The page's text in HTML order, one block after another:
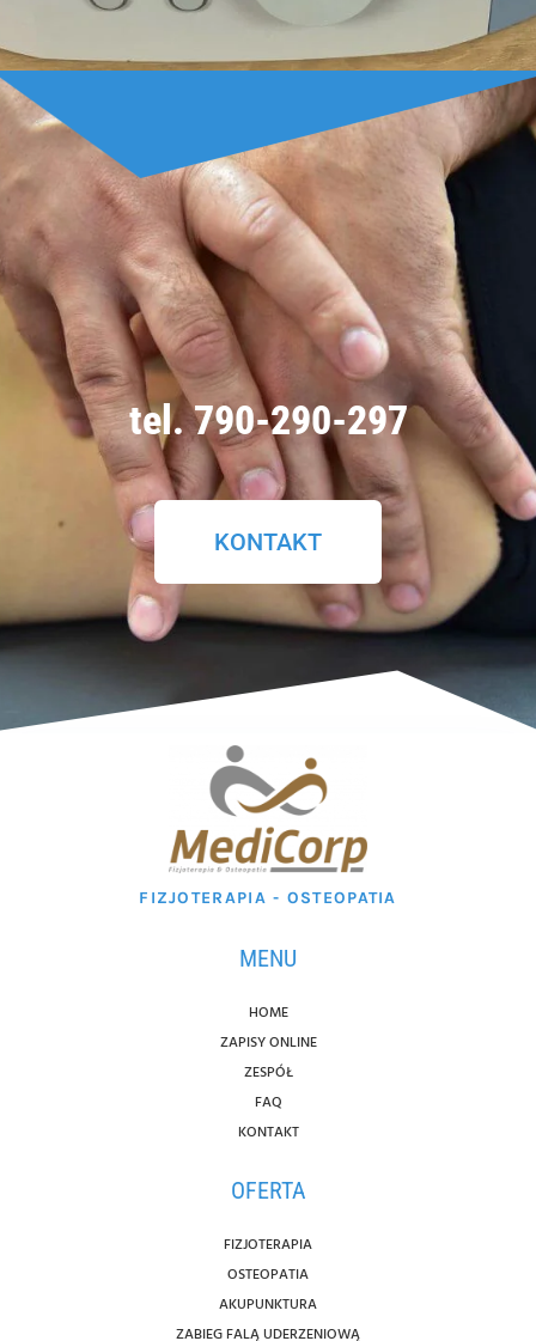
tel. 790-290-297
KONTAKT
FIZJOTERAPIA - OSTEOPATIA
MENU
HOME
ZAPISY ONLINE
ZESPÓŁ
FAQ
KONTAKT
OFERTA
FIZJOTERAPIA
OSTEOPATIA
AKUPUNKTURA
ZABIEG FALĄ UDERZENIOWĄ